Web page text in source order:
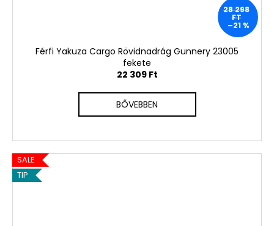
28 298
FT
–21 %
Férfi Yakuza Cargo Rövidnadrág Gunnery 23005
fekete
22 309 Ft
BŐVEBBEN
SALE
TIP